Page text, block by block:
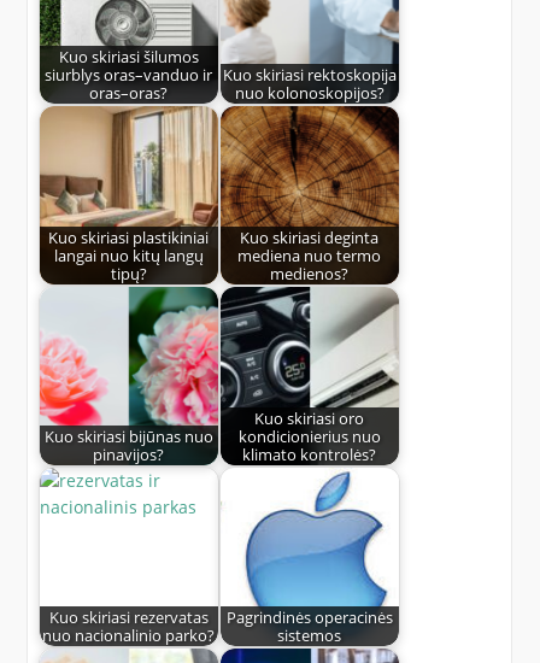
Kuo skiriasi šilumos
siurblys oras–vanduo ir
oras–oras?
Kuo skiriasi rektoskopija
nuo kolonoskopijos?
Kuo skiriasi plastikiniai
langai nuo kitų langų
tipų?
Kuo skiriasi deginta
mediena nuo termo
medienos?
Kuo skiriasi bijūnas nuo
pinavijos?
Kuo skiriasi oro
kondicionierius nuo
klimato kontrolės?
Kuo skiriasi rezervatas
nuo nacionalinio parko?
Pagrindinės operacinės
sistemos